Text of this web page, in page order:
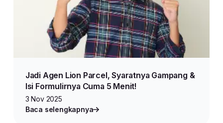
Jadi Agen Lion Parcel, Syaratnya Gampang &
Isi Formulirnya Cuma 5 Menit!
3 Nov 2025
Baca selengkapnya